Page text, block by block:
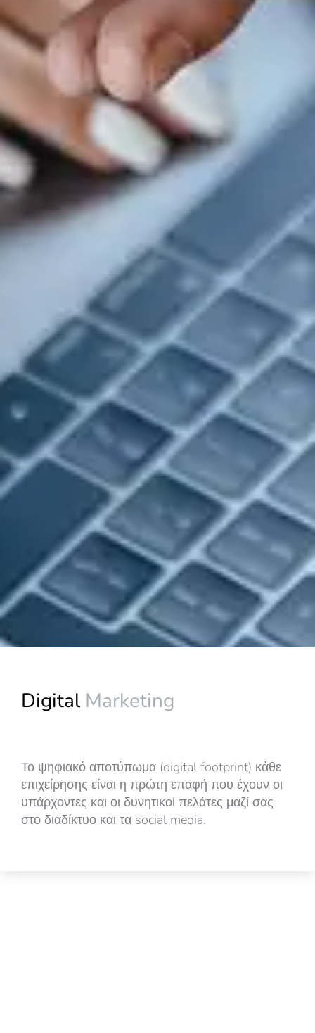
Digital Marketing
Το ψηφιακό αποτύπωμα (digital footprint) κάθε
επιχείρησης είναι η πρώτη επαφή που έχουν οι
υπάρχοντες και οι δυνητικοί πελάτες μαζί σας
στο διαδίκτυο και τα social media.